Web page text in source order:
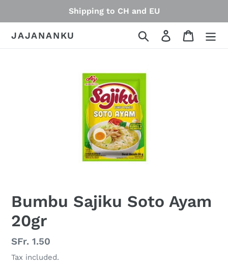
Shipping to CH and EU
JAJANANKU Search Log in Cart
Bumbu Sajiku Soto Ayam
20gr
Regular
price
SFr. 1.50
Tax included.